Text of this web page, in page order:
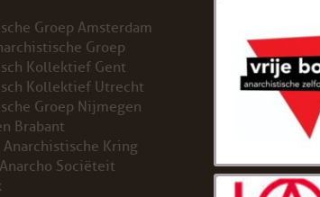
Groep Amsterdam
Groep
Kollektief Gent
Kollektief Utrecht
Groep Nijmegen
Brabant
Anarchistische Kring
Sociëteit